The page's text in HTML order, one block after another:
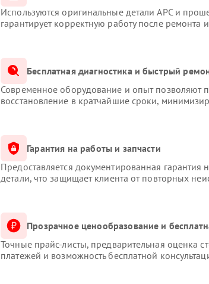
Используются оригинальные детали APC и
гарантирует корректную работу после ремонта
Бесплатная диагностика и быстрый
Современное оборудование и опыт позволяют
восстановление в кратчайшие сроки,
Гарантия на работы и запчасти
Предоставляется документированная
детали, что защищает клиента от повторных
Прозрачное ценообразование и
Точные прайс-листы, предварительная оценка
платежей и возможность бесплатной